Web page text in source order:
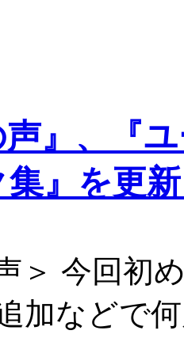
声』、『
』を更
＞ 今回初
加などで